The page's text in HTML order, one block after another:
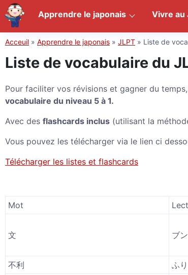
Acceuil » Apprendre le japonais » JLPT » Liste de
Liste de vocabulaire du
Pour faciliter vos révisions et gagner du temps,
vocabulaire du niveau 5 à 1.
Avec des flashcards inclus (utilisant la
Vous pouvez les télécharger via le lien ci
Télécharger les listes et flashcards
Mot
文 ブ
不利
ふり
Apprendre le japonais Vivre au